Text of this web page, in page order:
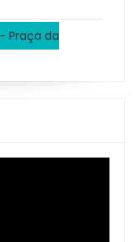
Praça da